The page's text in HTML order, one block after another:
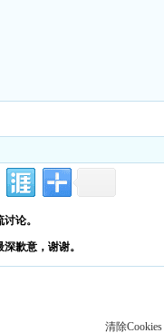
论。
歉意，谢谢。
清除Cookies|